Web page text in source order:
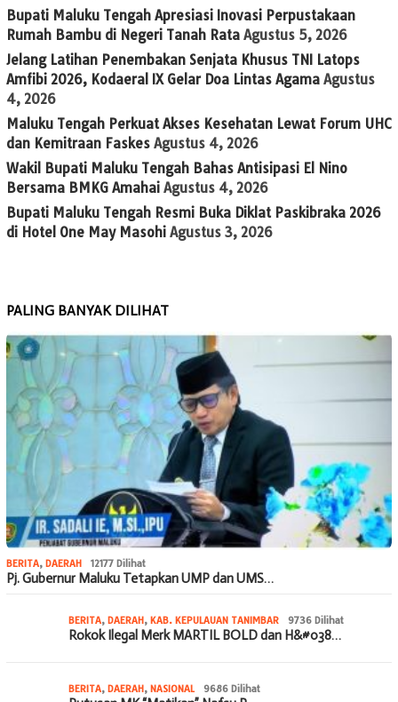
Bupati Maluku Tengah Apresiasi Inovasi Perpustakaan
Rumah Bambu di Negeri Tanah Rata Agustus 5, 2026
Jelang Latihan Penembakan Senjata Khusus TNI Latops
Amfibi 2026, Kodaeral IX Gelar Doa Lintas Agama Agustus
4, 2026
Maluku Tengah Perkuat Akses Kesehatan Lewat Forum UHC
dan Kemitraan Faskes Agustus 4, 2026
Wakil Bupati Maluku Tengah Bahas Antisipasi El Nino
Bersama BMKG Amahai Agustus 4, 2026
Bupati Maluku Tengah Resmi Buka Diklat Paskibraka 2026
di Hotel One May Masohi Agustus 3, 2026
PALING BANYAK DILIHAT
BERITA, DAERAH 12177 Dilihat
Pj. Gubernur Maluku Tetapkan UMP dan UMS…
BERITA, DAERAH, KAB. KEPULAUAN TANIMBAR 9736 Dilihat
Rokok Ilegal Merk MARTIL BOLD dan H&#038…
BERITA, DAERAH, NASIONAL 9686 Dilihat